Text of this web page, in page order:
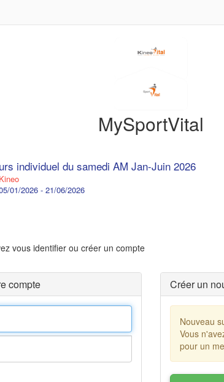
MySportVital
individuel du samedi AM Jan-Juin 2026
Kineo
01/2026 - 21/06/2026
vous identifier ou créer un compte
compte Créer un
Nouveau
Vous
pour un